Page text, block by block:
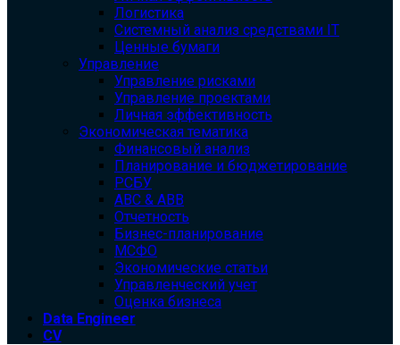
Логистика
Системный анализ средствами IT
Ценные бумаги
Управление
Управление рисками
Управление проектами
Личная эффективность
Экономическая тематика
Финансовый анализ
Планирование и бюджетирование
РСБУ
ABC & ABB
Отчетность
Бизнес-планирование
МСФО
Экономические статьи
Управленческий учет
Оценка бизнеса
Data Engineer
CV